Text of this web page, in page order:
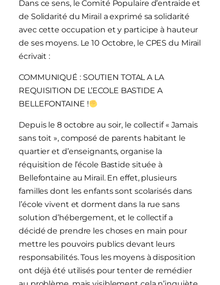
Dans ce sens, le Comité Populaire d’entraide et
de Solidarité du Mirail a exprimé sa solidarité
avec cette occupation et y participe à hauteur
de ses moyens. Le 10 Octobre, le CPES du Mirail
écrivait :
COMMUNIQUÉ : SOUTIEN TOTAL A LA
REQUISITION DE L’ECOLE BASTIDE A
BELLEFONTAINE !
Depuis le 8 octobre au soir, le collectif « Jamais
sans toit », composé de parents habitant le
quartier et d’enseignants, organise la
réquisition de l’école Bastide située à
Bellefontaine au Mirail. En effet, plusieurs
familles dont les enfants sont scolarisés dans
l’école vivent et dorment dans la rue sans
solution d’hébergement, et le collectif a
décidé de prendre les choses en main pour
mettre les pouvoirs publics devant leurs
responsabilités. Tous les moyens à disposition
ont déjà été utilisés pour tenter de remédier